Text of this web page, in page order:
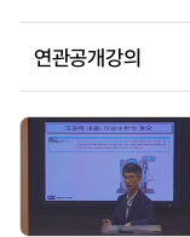
연관공개강의